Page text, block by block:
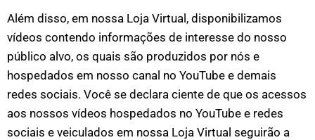
Além disso, em nossa Loja Virtual, disponibilizamos
vídeos contendo informações de interesse do nosso
público alvo, os quais são produzidos por nós e
hospedados em nosso canal no YouTube e demais
redes sociais. Você se declara ciente de que os acessos
aos nossos vídeos hospedados no YouTube e redes
sociais e veiculados em nossa Loja Virtual seguirão a